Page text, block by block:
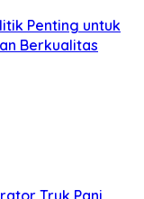
Penting untuk
Berkualitas